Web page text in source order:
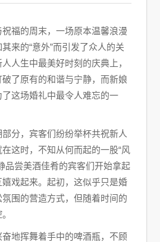
福的周末，一场原本温馨浪漫
来的“意外”而引发了众人的关
人生中最美好时刻的庆典上，
了原有的和谐与宁静，而新娘
这场婚礼中最令人难忘的一
分，宾客们纷纷举杯共祝新人
这时，不知从何而起的一股“风
品尝美酒佳肴的宾客们开始拿起
戏起来。起初，这似乎只是婚
围的营造方式，但随着时间的
奋地挥舞着手中的啤酒瓶，不顾